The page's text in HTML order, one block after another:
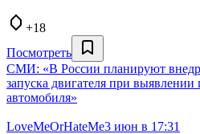
+18
Посмотреть
СМИ: «В России планируют
запуска двигателя при выявлении
автомобиля»
LoveMeOrHateMe3 июн в 17:31